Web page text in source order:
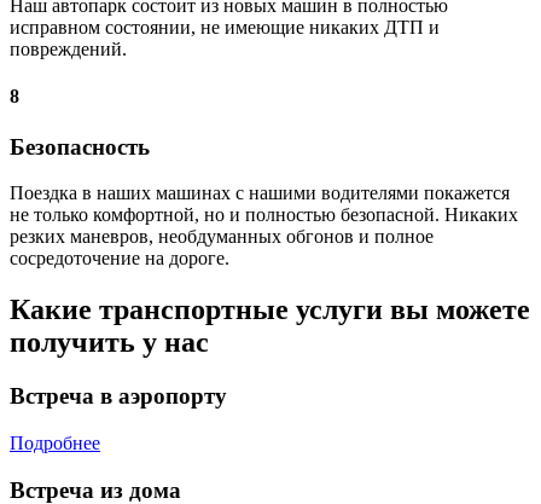
Наш автопарк состоит из новых машин в полностью
исправном состоянии, не имеющие никаких ДТП и
повреждений.
8
Безопасность
Поездка в наших машинах с нашими водителями покажется
не только комфортной, но и полностью безопасной. Никаких
резких маневров, необдуманных обгонов и полное
сосредоточение на дороге.
Какие транспортные услуги вы можете
получить у нас
Встреча в аэропорту
Подробнее
Встреча из дома